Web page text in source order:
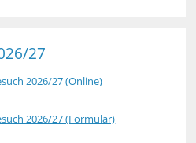
27
2026/27 (Online)
2026/27 (Formular)